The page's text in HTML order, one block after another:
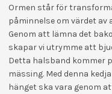
Ormen står för
påminnelse om värdet av
Genom att lämna det
skapar vi utrymme att
Detta halsband kommer
mässing. Med denna
hänget ska vara genom